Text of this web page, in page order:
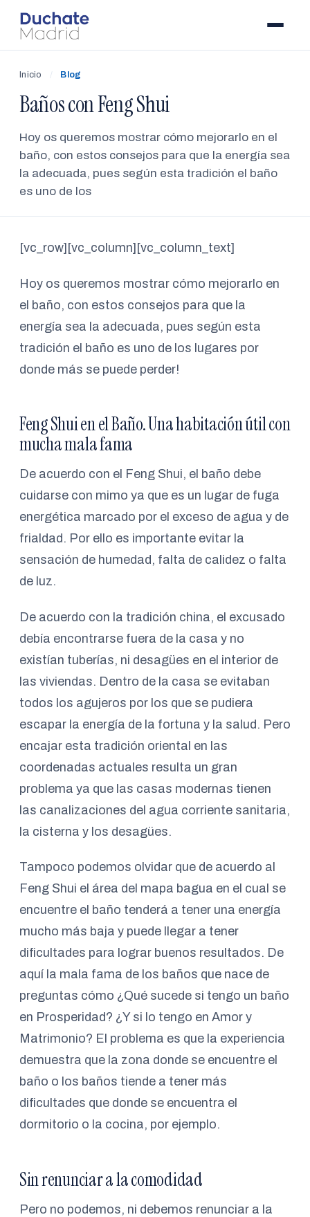
Inicio / Blog
Baños con Feng Shui
Hoy os queremos mostrar cómo mejorarlo en el
baño, con estos consejos para que la energía sea
la adecuada, pues según esta tradición el baño
es uno de los
[vc_row][vc_column][vc_column_text]
Hoy os queremos mostrar cómo mejorarlo en
el baño, con estos consejos para que la
energía sea la adecuada, pues según esta
tradición el baño es uno de los lugares por
donde más se puede perder!
Feng Shui en el Baño. Una habitación útil con
mucha mala fama
De acuerdo con el Feng Shui, el baño debe
cuidarse con mimo ya que es un lugar de fuga
energética marcado por el exceso de agua y de
frialdad. Por ello es importante evitar la
sensación de humedad, falta de calidez o falta
de luz.
De acuerdo con la tradición china, el excusado
debía encontrarse fuera de la casa y no
existían tuberías, ni desagües en el interior de
las viviendas. Dentro de la casa se evitaban
todos los agujeros por los que se pudiera
escapar la energía de la fortuna y la salud. Pero
encajar esta tradición oriental en las
coordenadas actuales resulta un gran
problema ya que las casas modernas tienen
las canalizaciones del agua corriente sanitaria,
la cisterna y los desagües.
Tampoco podemos olvidar que de acuerdo al
Feng Shui el área del mapa bagua en el cual se
encuentre el baño tenderá a tener una energía
mucho más baja y puede llegar a tener
dificultades para lograr buenos resultados. De
aquí la mala fama de los baños que nace de
preguntas cómo ¿Qué sucede si tengo un baño
en Prosperidad? ¿Y si lo tengo en Amor y
Matrimonio? El problema es que la experiencia
demuestra que la zona donde se encuentre el
baño o los baños tiende a tener más
dificultades que donde se encuentra el
dormitorio o la cocina, por ejemplo.
Sin renunciar a la comodidad
Pero no podemos, ni debemos renunciar a la